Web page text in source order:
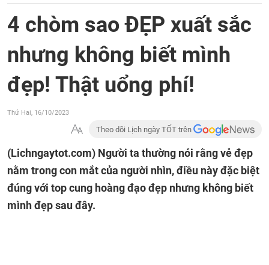
4 chòm sao ĐẸP xuất sắc
nhưng không biết mình
đẹp! Thật uổng phí!
Thứ Hai, 16/10/2023
Theo dõi Lịch ngày TỐT trên
(Lichngaytot.com) Người ta thường nói rằng vẻ đẹp
nằm trong con mắt của người nhìn, điều này đặc biệt
đúng với top cung hoàng đạo đẹp nhưng không biết
mình đẹp sau đây.